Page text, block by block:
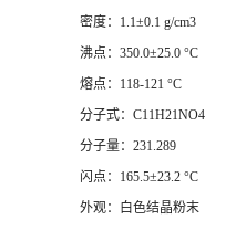
密度：1.1±0.1 g/cm3
沸点：350.0±25.0 °C
熔点：118-121 °C
分子式：C11H21NO4
分子量：231.289
闪点：165.5±23.2 °C
外观：白色结晶粉末